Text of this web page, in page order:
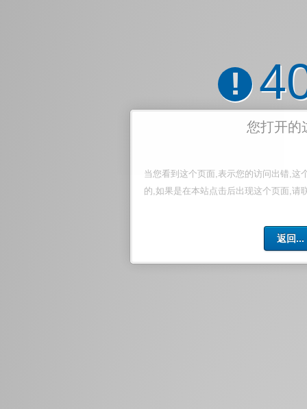
!
您打开的
当您看到这个页面,表示您的访问出错,这
的,如果是在本站点击后出现这个页面,请
返回...